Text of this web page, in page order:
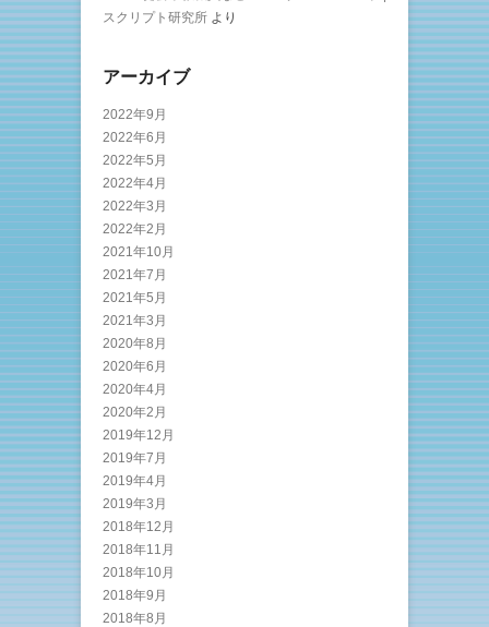
スクリプト研究所 より
アーカイブ
2022年9月
2022年6月
2022年5月
2022年4月
2022年3月
2022年2月
2021年10月
2021年7月
2021年5月
2021年3月
2020年8月
2020年6月
2020年4月
2020年2月
2019年12月
2019年7月
2019年4月
2019年3月
2018年12月
2018年11月
2018年10月
2018年9月
2018年8月